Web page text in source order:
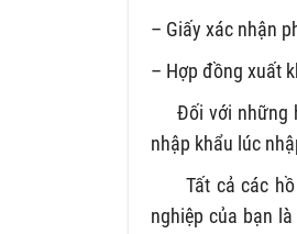
– Giấy xác nhận
– Hợp đồng xuất
Đối với những
nhập khẩu lúc
Tất cả các hồ
nghiệp của bạn